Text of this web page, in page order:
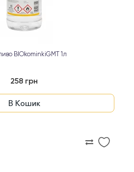
BIOkominkiGMT 1л
258 грн
В Кошик